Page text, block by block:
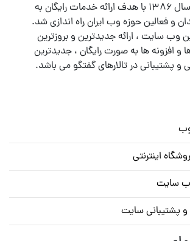
پرشین اسکریپت در سال ۱۳۸۶ با هدف ارائه خدمات رایگان به
و فعالین حوزه وب ایران راه اندازی شد.
وب سایت ، ارائه جدیدترین و بروزترین
و افزونه ها به صورت رایگان ، جدیدترین
پشتیبانی در تالارهای گفتگو می باشد.
وب
اینترنتی
سایت
و پشتیبانی سایت